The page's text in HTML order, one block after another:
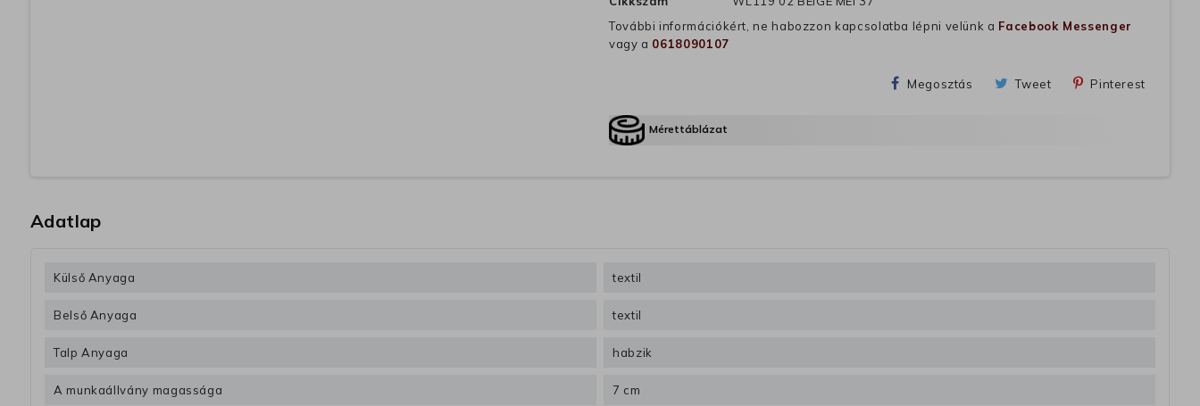
További információkért, ne habozzon kapcsolatba lépni velünk a Facebook Messenger
vagy a 0618090107
Megosztás Tweet Pinterest
Mérettáblázat
Adatlap
Külső Anyaga textil
Belső Anyaga textil
Talp Anyaga habzik
A munkaállvány magassága 7 cm